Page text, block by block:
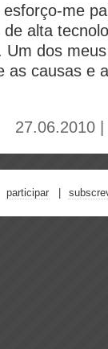
me
alta
dos
as causas e
27.06.2010
participar